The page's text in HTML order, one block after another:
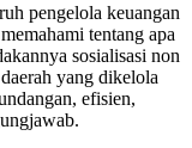
pengelola keuangan
tentang apa
sosialisasi non
yang dikelola
efisien,